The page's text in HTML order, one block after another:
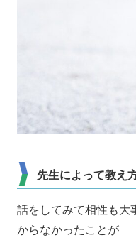
先生によって教え
話をしてみて相性も大
からなかったことが